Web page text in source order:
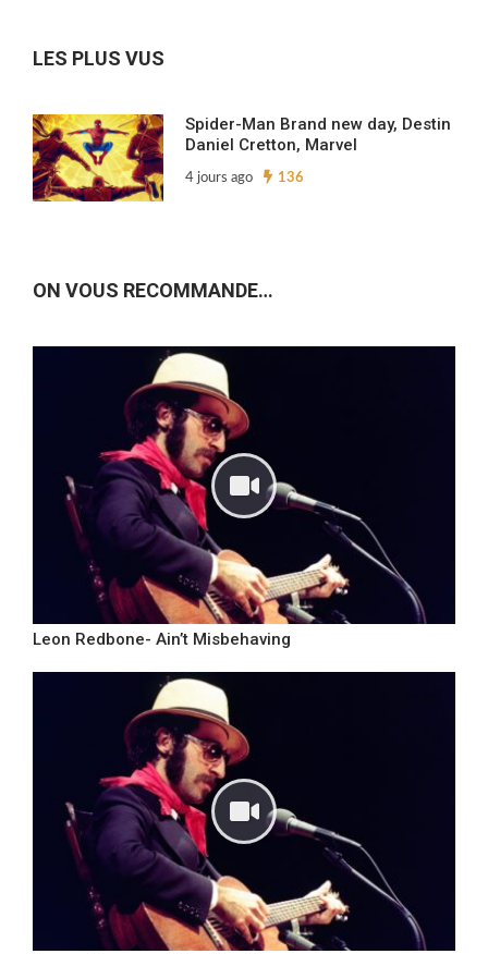
LES PLUS VUS
Spider-Man Brand new day, Destin
Daniel Cretton, Marvel
4 jours ago 136
ON VOUS RECOMMANDE…
Leon Redbone- Ain’t Misbehaving